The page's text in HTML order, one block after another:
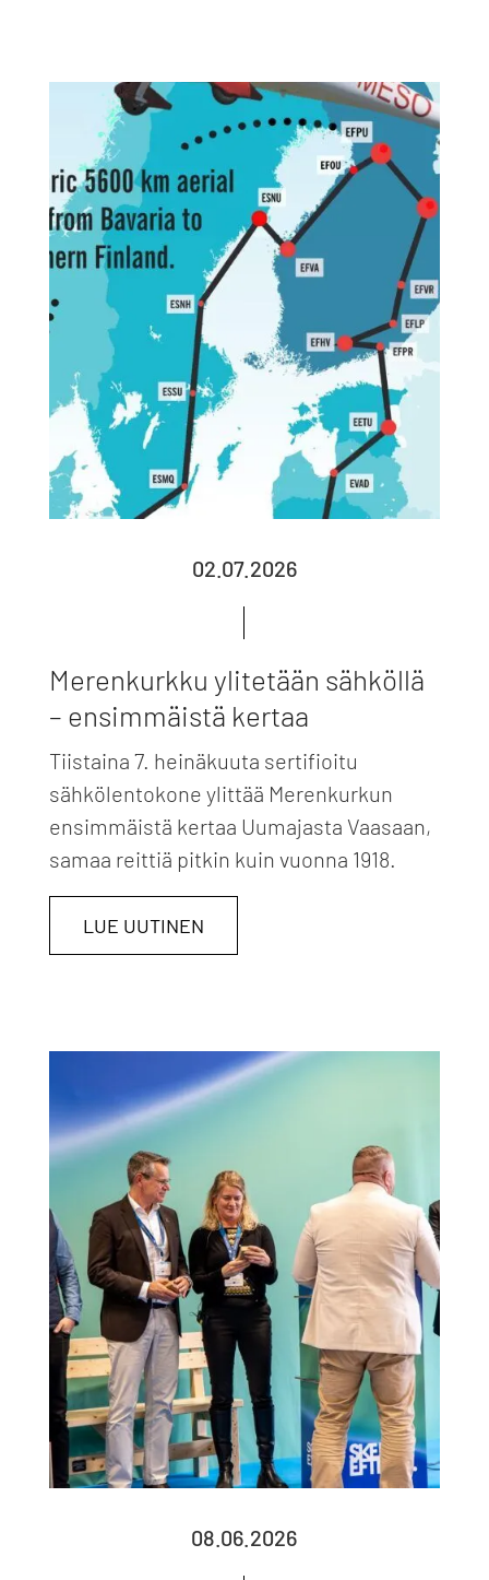
02.07.2026
Merenkurkku ylitetään sähköllä
– ensimmäistä kertaa
Tiistaina 7. heinäkuuta sertifioitu
sähkölentokone ylittää Merenkurkun
ensimmäistä kertaa Uumajasta Vaasaan,
samaa reittiä pitkin kuin vuonna 1918.
LUE UUTINEN
08.06.2026